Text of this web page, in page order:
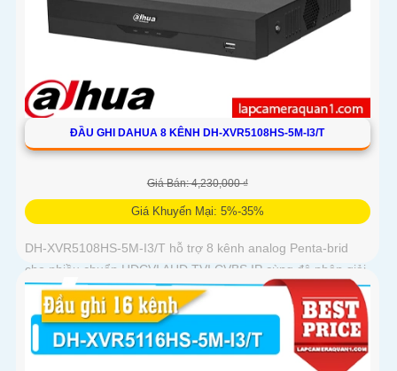
ĐẦU GHI DAHUA 8 KÊNH DH-XVR5108HS-5M-I3/T
Giá Bán: 4,230,000 ₫
Giá Khuyến Mại: 5%-35%
DH-XVR5108HS-5M-I3/T hỗ trợ 8 kênh analog Penta-brid
cho nhiều chuẩn HDCVI AHD TVI CVBS IP cùng độ phân giải
tối đa 5MP cho mỗi camera analog hoặc IP băng thông tới 64
Mbps nén H.265+ AI-Coding lưu giữ chi tiết hình ảnh trong
khi giảm dung lượng ổ cứng cần dùng